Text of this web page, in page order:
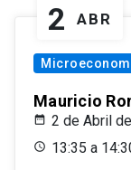
2 ABR
Mauricio
2 de Abril
13:35 a